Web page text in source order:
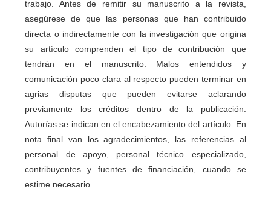
trabajo. Antes de remitir su manuscrito a la revista,
asegúrese de que las personas que han contribuido
directa o indirectamente con la investigación que origina
su artículo comprenden el tipo de contribución que
tendrán en el manuscrito. Malos entendidos y
comunicación poco clara al respecto pueden terminar en
agrias disputas que pueden evitarse aclarando
previamente los créditos dentro de la publicación.
Autorías se indican en el encabezamiento del artículo. En
nota final van los agradecimientos, las referencias al
personal de apoyo, personal técnico especializado,
contribuyentes y fuentes de financiación, cuando se
estime necesario.